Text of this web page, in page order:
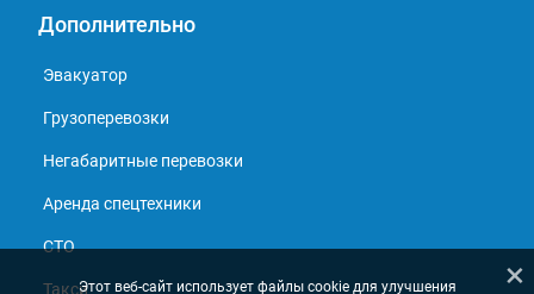
Дополнительно
Эвакуатор
Грузоперевозки
Негабаритные перевозки
Аренда спецтехники
СТО
Такси ×
Этот веб-сайт использует файлы cookie для улучшения